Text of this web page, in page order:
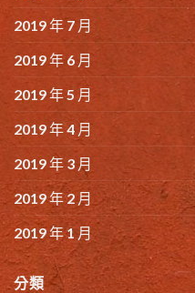
2019 年 7 月
2019 年 6 月
2019 年 5 月
2019 年 4 月
2019 年 3 月
2019 年 2 月
2019 年 1 月
分類